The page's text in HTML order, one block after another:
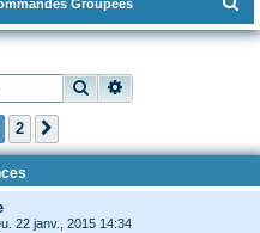
Groupées
e
r
Rechercher
2
22 janv., 2015 14:34